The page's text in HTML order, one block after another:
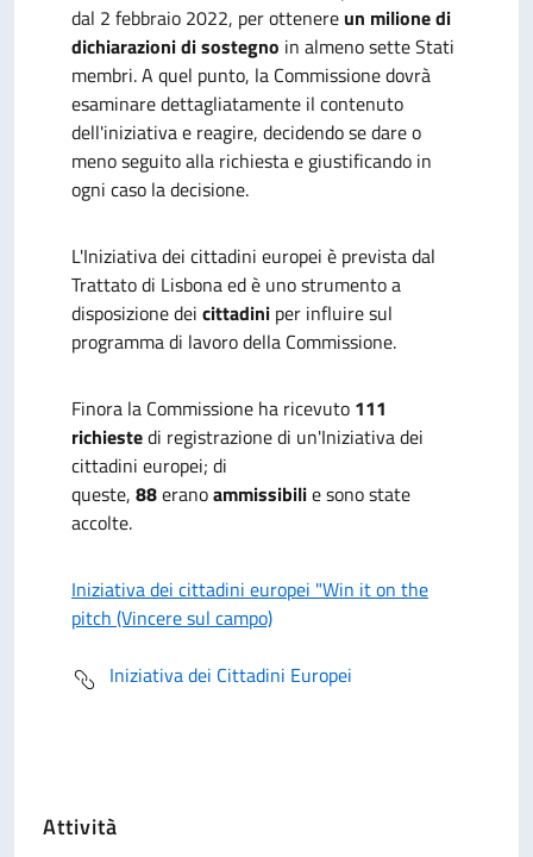
dal 2 febbraio 2022, per ottenere un milione di
dichiarazioni di sostegno in almeno sette Stati
membri. A quel punto, la Commissione dovrà
esaminare dettagliatamente il contenuto
dell'iniziativa e reagire, decidendo se dare o
meno seguito alla richiesta e giustificando in
ogni caso la decisione.
L'Iniziativa dei cittadini europei è prevista dal
Trattato di Lisbona ed è uno strumento a
disposizione dei cittadini per influire sul
programma di lavoro della Commissione.
Finora la Commissione ha ricevuto 111
richiestedi registrazione di un'Iniziativa dei
cittadini europei; di
queste, 88eranoammissibilie sono state
accolte.
Iniziativa dei cittadini europei "Win it on the
pitch (Vincere sul campo)
Iniziativa dei Cittadini Europei
Attività